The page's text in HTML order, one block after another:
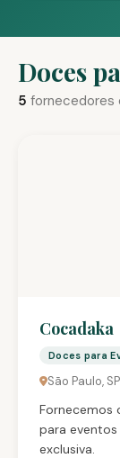
Doces
5 fornecedores
Cocadaka
Doces para
São Paulo, SP
Fornecemos cocadas finas, com sabores exóticos,
para
exclusiva.